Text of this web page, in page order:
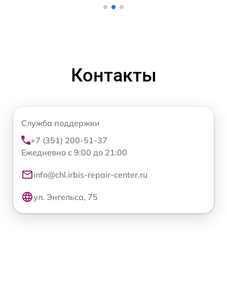
Контакты
Служба поддержки
+7 (351) 200-51-37
Ежедневно с 9:00 до 21:00
info@chl.irbis-repair-center.ru
ул. Энгельса, 75